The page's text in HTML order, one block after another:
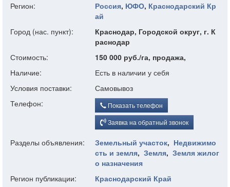
Регион: Россия, ЮФО, Краснодарский Кр
ай
Город (нас. пункт):
Краснодар, Городской округ, г. К
раснодар
Стоимость:
150 000 руб./га, продажа,
Наличие:
Есть в наличии у себя
Условия поставки:
Самовывоз
Телефон:
Показать телефон
Заявка на обратный звонок
Разделы объявления: Земельный участок, Недвижимо
сть и земля, Земля, Земля жилог
о назначения
Регион публикации:
Краснодарский Край